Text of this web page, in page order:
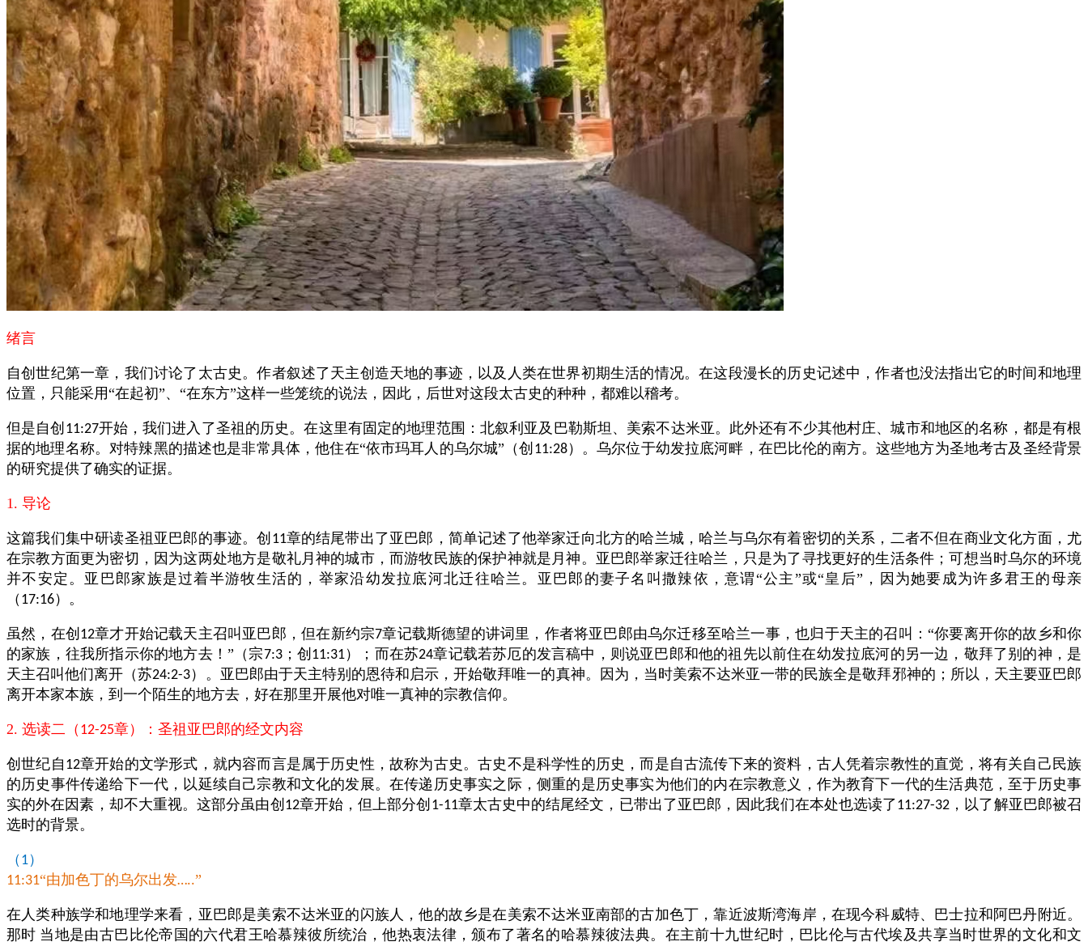
绪言
自创世纪第一章，我们讨论了太古史。作者叙述了天主创造天地的事迹，以及人类在世界初期生活的情况。在这段漫长的历史记述中，作者也没法指出它的时间和地理
位置，只能采用“在起初”、“在东方”这样一些笼统的说法，因此，后世对这段太古史的种种，都难以稽考。
但是自创 11:27开始，我们进入了圣祖的历史。在这里有固定的地理范围：北叙利亚及巴勒斯坦、美索不达米亚。此外还有不少其他村庄、城市和地区的名称，都是有根
据的地理名称。对特辣黑的描述也是非常具体，他住在“依市玛耳人的乌尔城”（创 11:28）。乌尔位于幼发拉底河畔，在巴比伦的南方。这些地方为圣地考古及圣经背景
的研究提供了确实的证据。
1. 导论
这篇我们集中研读圣祖亚巴郎的事迹。创 11章的结尾带出了亚巴郎，简单记述了他举家迁向北方的哈兰城，哈兰与乌尔有着密切的关系，二者不但在商业文化方面，尤
在宗教方面更为密切，因为这两处地方是敬礼月神的城市，而游牧民族的保护神就是月神。亚巴郎举家迁往哈兰，只是为了寻找更好的生活条件；可想当时乌尔的环境
并不安定。亚巴郎家族是过着半游牧生活的，举家沿幼发拉底河北迁往哈兰。亚巴郎的妻子名叫撒辣依，意谓“公主”或“皇后”，因为她要成为许多君王的母亲
（ 17:16）。
虽然，在创 12章才开始记载天主召叫亚巴郎，但在新约宗7章记载斯德望的讲词里，作者将亚巴郎由乌尔迁移至哈兰一事，也归于天主的召叫：“你要离开你的故乡和你
的家族，往我所指示你的地方去！”（宗7:3；创 11:31）；而在苏24章记载若苏厄的发言稿中，则说亚巴郎和他的祖先以前住在幼发拉底河的另一边，敬拜了别的神，是
天主召叫他们离开（苏24:2-3）。亚巴郎由于天主特别的恩待和启示，开始敬拜唯一的真神。因为，当时美索不达米亚一带的民族全是敬拜邪神的；所以，天主要亚巴郎
离开本家本族，到一个陌生的地方去，好在那里开展他对唯一真神的宗教信仰。
2. 选读二（ 12-25章）：圣祖亚巴郎的经文内容
创世纪自 12章开始的文学形式，就内容而言是属于历史性，故称为古史。古史不是科学性的历史，而是自古流传下来的资料，古人凭着宗教性的直觉，将有关自己民族
的历史事件传递给下一代，以延续自己宗教和文化的发展。在传递历史事实之际，侧重的是历史事实为他们的内在宗教意义，作为教育下一代的生活典范，至于历史事
实的外在因素，却不大重视。这部分虽由创 12章开始，但上部分创 1-11章太古史中的结尾经文，已带出了亚巴郎，因此我们在本处也选读了11:27-32 ，以了解亚巴郎被召
选时的背景。
（ 1）
11:31“由加色丁的乌尔出发…..”
在人类种族学和地理学来看，亚巴郎是美索不达米亚的闪族人，他的故乡是在美索不达米亚南部的古加色丁，靠近波斯湾海岸，在现今科威特、巴士拉和阿巴丹附近。
那时 当地是由古巴比伦帝国的六代君王哈慕辣彼所统治，他热衷法律，颁布了著名的哈慕辣彼法典。在主前十九世纪时，巴比伦与古代埃及共享当时世界的文化和文